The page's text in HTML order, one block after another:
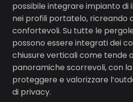
possibile integrare impianto di
nei profili portatelo, ricreando
confortevoli. Su tutte le pergole
possono essere integrati dei
chiusure verticali come tende
panoramiche scorrevoli, con
proteggere e valorizzare
di privacy.